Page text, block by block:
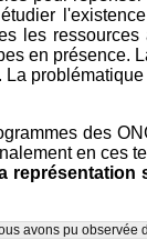
les
en présence.
des
en ces
avons pu observée